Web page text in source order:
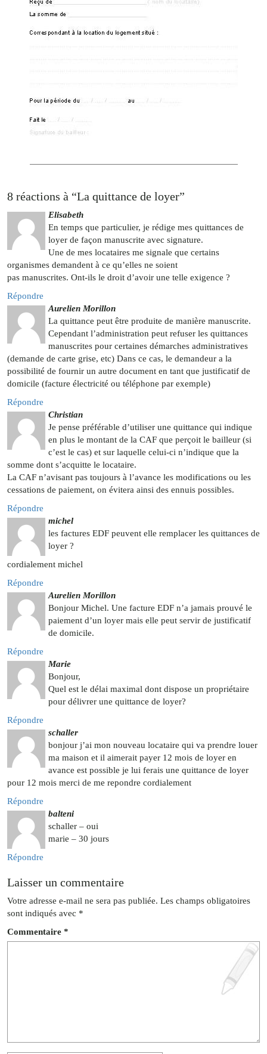
8 réactions à “La quittance de loyer”
Elisabeth
En temps que particulier, je rédige mes quittances de
loyer de façon manuscrite avec signature.
Une de mes locataires me signale que certains
organismes demandent à ce qu’elles ne soient
pas manuscrites. Ont-ils le droit d’avoir une telle exigence ?
Répondre
Aurelien Morillon
La quittance peut être produite de manière manuscrite.
Cependant l’administration peut refuser les quittances
manuscrites pour certaines démarches administratives
(demande de carte grise, etc) Dans ce cas, le demandeur a la
possibilité de fournir un autre document en tant que justificatif de
domicile (facture électricité ou téléphone par exemple)
Répondre
Christian
Je pense préférable d’utiliser une quittance qui indique
en plus le montant de la CAF que perçoit le bailleur (si
c’est le cas) et sur laquelle celui-ci n’indique que la
somme dont s’acquitte le locataire.
La CAF n’avisant pas toujours à l’avance les modifications ou les
cessations de paiement, on évitera ainsi des ennuis possibles.
Répondre
michel
les factures EDF peuvent elle remplacer les quittances de
loyer ?
cordialement michel
Répondre
Aurelien Morillon
Bonjour Michel. Une facture EDF n’a jamais prouvé le
paiement d’un loyer mais elle peut servir de justificatif
de domicile.
Répondre
Marie
Bonjour,
Quel est le délai maximal dont dispose un propriétaire
pour délivrer une quittance de loyer?
Répondre
schaller
bonjour j’ai mon nouveau locataire qui va prendre louer
ma maison et il aimerait payer 12 mois de loyer en
avance est possible je lui ferais une quittance de loyer
pour 12 mois merci de me repondre cordialement
Répondre
balteni
schaller – oui
marie – 30 jours
Répondre
Laisser un commentaire
Votre adresse e-mail ne sera pas publiée. Les champs obligatoires
sont indiqués avec *
Commentaire *